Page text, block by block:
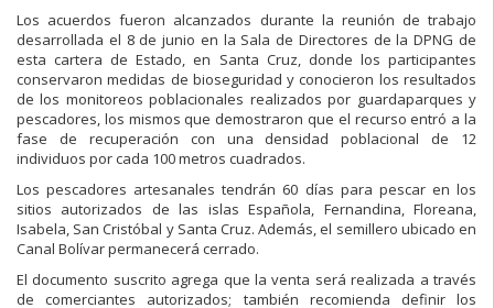
Los acuerdos fueron alcanzados durante la reunión de trabajo
desarrollada el 8 de junio en la Sala de Directores de la DPNG de
esta cartera de Estado, en Santa Cruz, donde los participantes
conservaron medidas de bioseguridad y conocieron los resultados
de los monitoreos poblacionales realizados por guardaparques y
pescadores, los mismos que demostraron que el recurso entró a la
fase de recuperación con una densidad poblacional de 12
individuos por cada 100 metros cuadrados.
Los pescadores artesanales tendrán 60 días para pescar en los
sitios autorizados de las islas Española, Fernandina, Floreana,
Isabela, San Cristóbal y Santa Cruz. Además, el semillero ubicado en
Canal Bolívar permanecerá cerrado.
El documento suscrito agrega que la venta será realizada a través
de comerciantes autorizados; también recomienda definir los